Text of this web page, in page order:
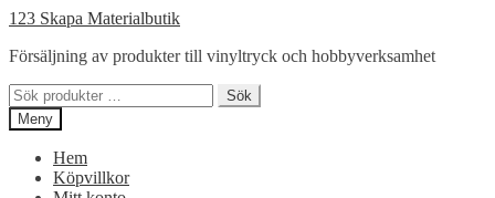
Hoppa
navigering
Hoppa
innehåll
123 Skapa Materialbutik
Försäljning av produkter till vinyltryck och hobbyverksamhet
Sök
efter:
Sök
Meny
Hem
Köpvillkor